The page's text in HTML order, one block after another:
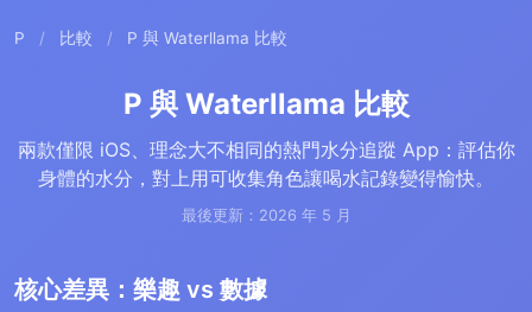
P / 比較 / P 與 Waterllama 比較
P 與 Waterllama 比較
兩款僅限 iOS、理念大不相同的熱門水分追蹤 App：評估你
身體的水分，對上用可收集角色讓喝水記錄變得愉快。
最後更新：2026 年 5 月
核心差異：樂趣 vs 數據